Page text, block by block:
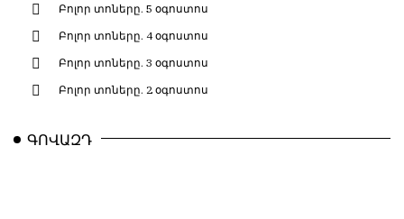
Բոլոր տոները. 5 օգոստոս
Բոլոր տոները. 4 օգոստոս
Բոլոր տոները. 3 օգոստոս
Բոլոր տոները. 2 օգոստոս
ԳՈՎԱԶԴ